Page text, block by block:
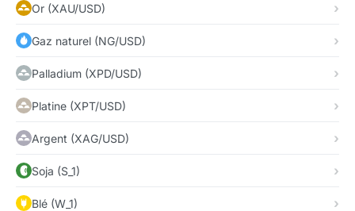
Or (XAU/USD)
Gaz naturel (NG/USD)
Palladium (XPD/USD)
Platine (XPT/USD)
Argent (XAG/USD)
Soja (S_1)
Blé (W_1)